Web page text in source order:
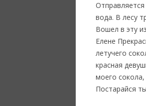
вода. В лесу
Вошел в эту
Елене
летучего
красная
моего
Постарайся